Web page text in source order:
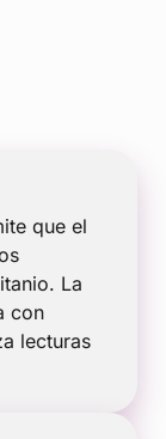
que el
La
con
lecturas